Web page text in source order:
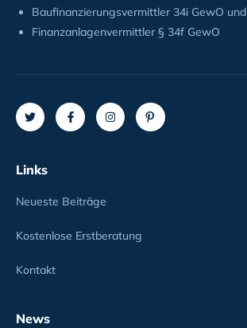
Baufinanzierungsvermittler 34i GewO und
Finanzanlagenvermittler § 34f GewO
Links
Neueste Beiträge
Kostenlose Erstberatung
Kontakt
News